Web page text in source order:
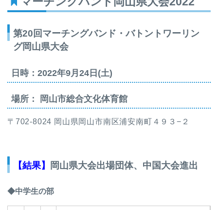
第20回マーチングバンド・バトントワーリン
グ岡山県大会
日時：2022年9月24日(土)
場所： 岡山市総合文化体育館
〒702-8024 岡山県岡山市南区浦安南町４９３−２
【結果】 岡山県大会出場団体、中国大会進出
◆中学生の部